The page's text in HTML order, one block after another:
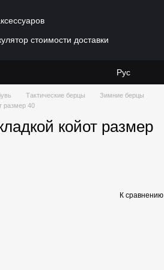
стоимости доставки
Рус
Тактические берцы
Зимние берцы
размер 40
койот размер
К сравнению